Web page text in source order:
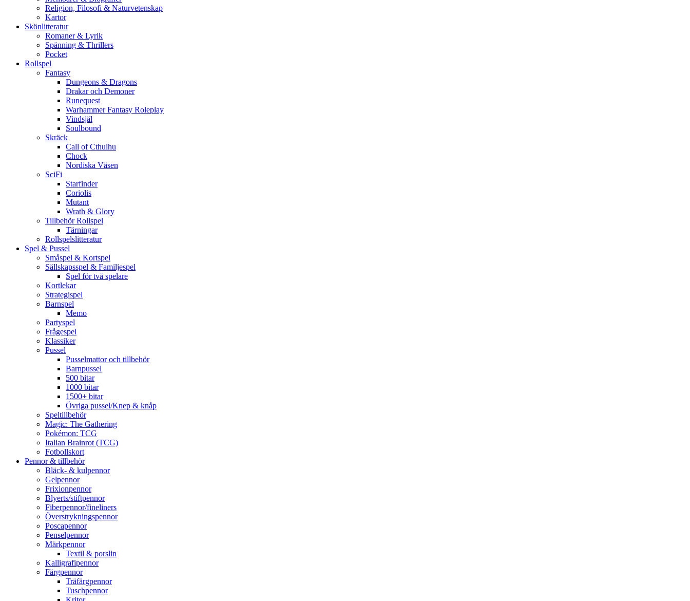
Religion, Filosofi & Naturvetenskap
Kartor
Skönlitteratur
Romaner & Lyrik
Spänning & Thrillers
Pocket
Rollspel
Fantasy
Dungeons & Dragons
Drakar och Demoner
Runequest
Warhammer Fantasy Roleplay
Vindsjäl
Soulbound
Skräck
Call of Cthulhu
Chock
Nordiska Väsen
SciFi
Starfinder
Coriolis
Mutant
Wrath & Glory
Tillbehör Rollspel
Tärningar
Rollspelslitteratur
Spel & Pussel
Småspel & Kortspel
Sällskapsspel & Familjespel
Spel för två spelare
Kortlekar
Strategispel
Barnspel
Memo
Partyspel
Frågespel
Klassiker
Pussel
Pusselmattor och tillbehör
Barnpussel
500 bitar
1000 bitar
1500+ bitar
Övriga pussel/Knep & knåp
Speltillbehör
Magic: The Gathering
Pokémon: TCG
Italian Brainrot (TCG)
Fotbollskort
Pennor & tillbehör
Bläck- & kulpennor
Gelpennor
Frixionpennor
Blyerts/stiftpennor
Fiberpennor/fineliners
Överstrykningspennor
Poscapennor
Penselpennor
Märkpennor
Textil & porslin
Kalligrafipennor
Färgpennor
Träfärgpennor
Tuschpennor